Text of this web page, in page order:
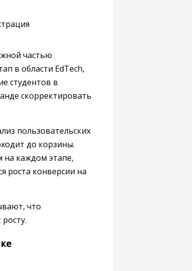
частью
в области EdTech,
студентов в
скорректировать
пользовательских
до корзины.
на каждом этапе,
роста конверсии на
что